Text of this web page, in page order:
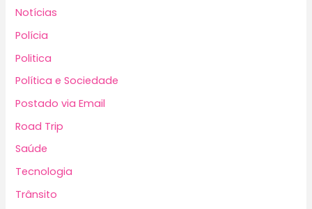
Notícias
Polícia
Politica
Política e Sociedade
Postado via Email
Road Trip
Saúde
Tecnologia
Trânsito